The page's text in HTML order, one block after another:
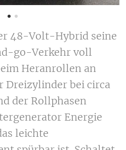
48-Volt-Hybrid seine
go-Verkehr voll
Heranrollen an
Dreizylinder bei circa
der Rollphasen
Energie
leichte